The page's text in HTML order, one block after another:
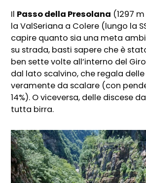
Il Passo della Presolana (1297
la ValSeriana a Colere (lungo la
capire quanto sia una meta
su strada, basti sapere che è
ben sette volte all’interno del
dal lato scalvino, che regala
veramente da scalare (con
14%). O viceversa, delle discese
tutta birra.